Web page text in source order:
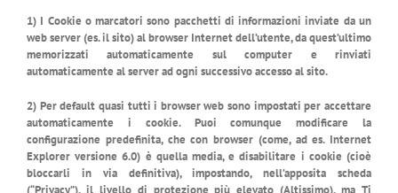
1) I Cookie o marcatori sono pacchetti di informazioni inviate da un
web server (es. il sito) al browser Internet dell’utente, da quest’ultimo
memorizzati automaticamente sul computer e rinviati
automaticamente al server ad ogni successivo accesso al sito.
2) Per default quasi tutti i browser web sono impostati per accettare
automaticamente i cookie. Puoi comunque modificare la
configurazione predefinita, che con browser (come, ad es. Internet
Explorer versione 6.0) è quella media, e disabilitare i cookie (cioè
bloccarli in via definitiva), impostando, nell’apposita scheda